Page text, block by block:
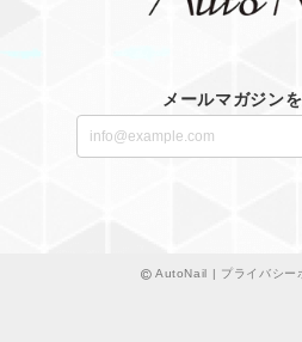
メールマガジン
AutoNail | プライバシー